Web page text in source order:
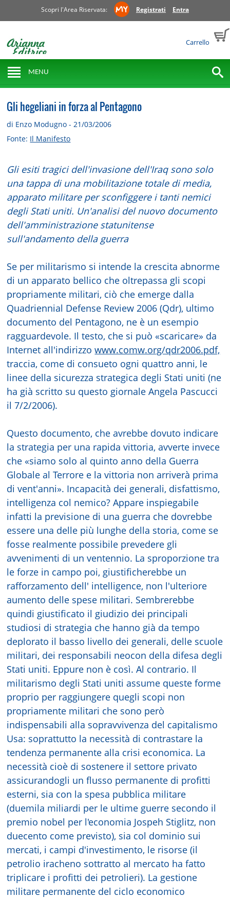
Scopri l'Area Riservata: Registrati Entra
Carrello
MENU
Gli hegeliani in forza al Pentagono
di Enzo Modugno - 21/03/2006
Fonte: Il Manifesto
Gli esiti tragici dell'invasione dell'Iraq sono solo
una tappa di una mobilitazione totale di media,
apparato militare per sconfiggere i tanti nemici
degli Stati uniti. Un'analisi del nuovo documento
dell'amministrazione statunitense
sull'andamento della guerra
Se per militarismo si intende la crescita abnorme
di un apparato bellico che oltrepassa gli scopi
propriamente militari, ciò che emerge dalla
Quadriennial Defense Review 2006 (Qdr), ultimo
documento del Pentagono, ne è un esempio
ragguardevole. Il testo, che si può «scaricare» da
Internet all'indirizzowww.comw.org/qdr2006.pdf,
traccia, come di consueto ogni quattro anni, le
linee della sicurezza strategica degli Stati uniti (ne
ha già scritto su questo giornale Angela Pascucci
il 7/2/2006).
Questo documento, che avrebbe dovuto indicare
la strategia per una rapida vittoria, avverte invece
che «siamo solo al quinto anno della Guerra
Globale al Terrore e la vittoria non arriverà prima
di vent'anni». Incapacità dei generali, disfattismo,
intelligenza col nemico? Appare inspiegabile
infatti la previsione di una guerra che dovrebbe
essere una delle più lunghe della storia, come se
fosse realmente possibile prevedere gli
avvenimenti di un ventennio. La sproporzione tra
le forze in campo poi, giustificherebbe un
rafforzamento dell' intelligence, non l'ulteriore
aumento delle spese militari. Sembrerebbe
quindi giustificato il giudizio dei principali
studiosi di strategia che hanno già da tempo
deplorato il basso livello dei generali, delle scuole
militari, dei responsabili neocon della difesa degli
Stati uniti. Eppure non è così. Al contrario. Il
militarismo degli Stati uniti assume queste forme
proprio per raggiungere quegli scopi non
propriamente militari che sono però
indispensabili alla sopravvivenza del capitalismo
Usa: soprattutto la necessità di contrastare la
tendenza permanente alla crisi economica. La
necessità cioè di sostenere il settore privato
assicurandogli un flusso permanente di profitti
esterni, sia con la spesa pubblica militare
(duemila miliardi per le ultime guerre secondo il
premio nobel per l'economia Jospeh Stiglitz, non
duecento come previsto), sia col dominio sui
mercati, i campi d'investimento, le risorse (il
petrolio iracheno sottratto al mercato ha fatto
triplicare i profitti dei petrolieri). La gestione
militare permanente del ciclo economico